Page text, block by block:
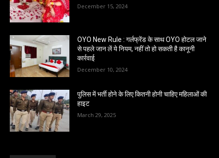
December 15, 2024
OYO New Rule : गर्लफ्रेंड के साथ OYO होटल जाने
से पहले जान लें ये नियम, नहीं तो हो सकती है कानूनी
कार्रवाई
December 10, 2024
पुलिस में भर्ती होने के लिए कितनी होनी चाहिए महिलाओं की
हाइट
March 29, 2025